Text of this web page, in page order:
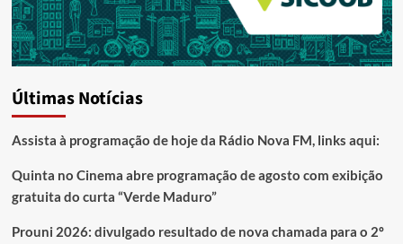
Últimas Notícias
Assista à programação de hoje da Rádio Nova FM, links aqui:
Quinta no Cinema abre programação de agosto com exibição
gratuita do curta “Verde Maduro”
Prouni 2026: divulgado resultado de nova chamada para o 2º